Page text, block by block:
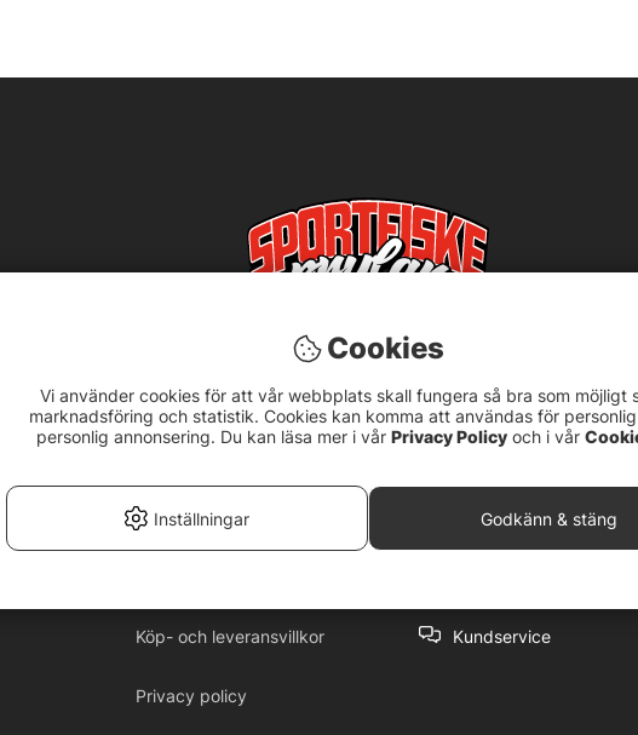
4,8av5
Köp- och leveransvillkor
Privacy policy
Kundservice
Cookies
Vi använder cookies för att vår webbplats skall fungera så bra som möjligt
marknadsföring och statistik. Cookies kan komma att användas för
personlig annonsering. Du kan läsa mer i vår Privacy Policy och i vår
Inställningar Godkänn & stäng